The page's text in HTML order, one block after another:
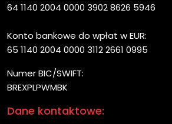
64 1140 2004 0000 3902 8626 5946
Konto bankowe do wpłat w EUR:
65 1140 2004 0000 3112 2661 0995
Numer BIC/SWIFT:
BREXPLPWMBK
Dane kontaktowe: